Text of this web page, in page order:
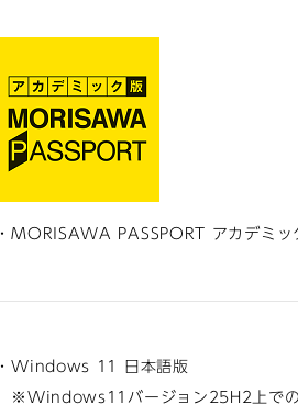
・MORISAWA PASSPORT アカデミッ
・Windows 11 日本語版
※Windows11バージョン25H2上での